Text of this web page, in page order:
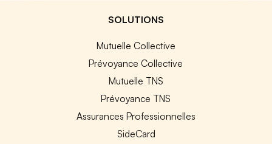
SOLUTIONS
Mutuelle Collective
Prévoyance Collective
Mutuelle TNS
Prévoyance TNS
Assurances Professionnelles
SideCard